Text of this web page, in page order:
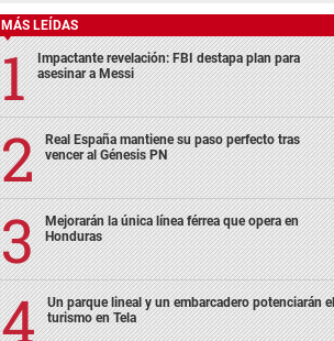
MÁS LEÍDAS
Impactante revelación: FBI destapa plan para
asesinar a Messi
Real España mantiene su paso perfecto tras
vencer al Génesis PN
Mejorarán la única línea férrea que opera en
Honduras
Un parque lineal y un embarcadero potenciarán el
turismo en Tela